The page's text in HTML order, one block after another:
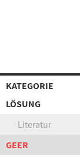
KATEGORIE
LÖSUNG
Literatur
GEER